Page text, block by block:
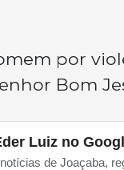
por
Bom
Luiz no
de Joaçaba,